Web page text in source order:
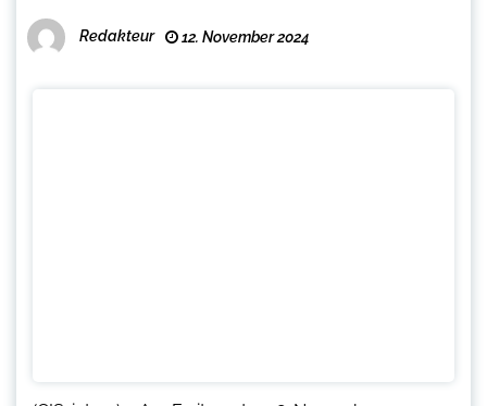
Redakteur 12. November 2024